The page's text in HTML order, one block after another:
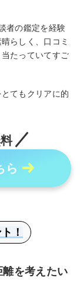
者の鑑定を経験
らしく、口コミ
たっていてすご
てもクリアに的
ら
！
を考えたい